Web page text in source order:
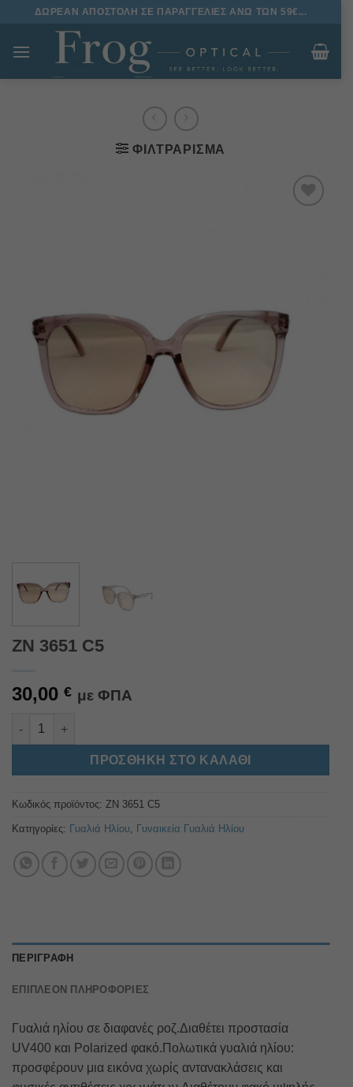
Μετάβαση
περιεχόμενο
ΔΩΡΕΑΝ ΑΠΟΣΤΟΛΗ ΣΕ ΠΑΡΑΓΓΕΛΙΕΣ ΑΝΩ ΤΩΝ 59€...
ΦΙΛΤΡΆΡΙΣΜΑ
ZN 3651 C5
30,00 € με ΦΠΑ
ZN 3651 C5 ποσότητα
ΠΡΟΣΘΉΚΗ ΣΤΟ ΚΑΛΆΘΙ
Alternative:
Κωδικός προϊόντος: ZN 3651 C5
Κατηγορίες: Γυαλιά Ηλίου Γυναικεία Γυαλιά Ηλίου
ΠΕΡΙΓΡΑΦΉ
ΕΠΙΠΛΈΟΝ ΠΛΗΡΟΦΟΡΊΕΣ
Γυαλιά ηλίου σε διαφανές ροζ.Διαθέτει προστασία
UV400 και Polarized φακό.Πολωτικά γυαλιά ηλίου:
προσφέρουν μια εικόνα χωρίς αντανακλάσεις και